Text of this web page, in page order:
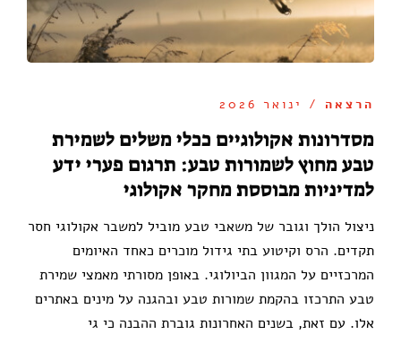
הרצאה / ינואר 2026
מסדרונות אקולוגיים ככלי משלים לשמירת
טבע מחוץ לשמורות טבע: תרגום פערי ידע
למדיניות מבוססת מחקר אקולוגי
ניצול הולך וגובר של משאבי טבע מוביל למשבר אקולוגי חסר
תקדים. הרס וקיטוע בתי גידול מוכרים כאחד האיומים
המרכזיים על המגוון הביולוגי. באופן מסורתי מאמצי שמירת
טבע התרכזו בהקמת שמורות טבע ובהגנה על מינים באתרים
אלו. עם זאת, בשנים האחרונות גוברת ההבנה כי גי